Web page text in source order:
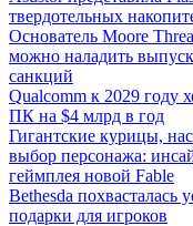
твердотельных
Основатель Moore
можно наладить
санкций
Qualcomm к 2029 году
ПК на $4 млрд в год
Гигантские курицы,
выбор персонажа:
геймплея новой Fable
Bethesda похвасталась
подарки для игроков